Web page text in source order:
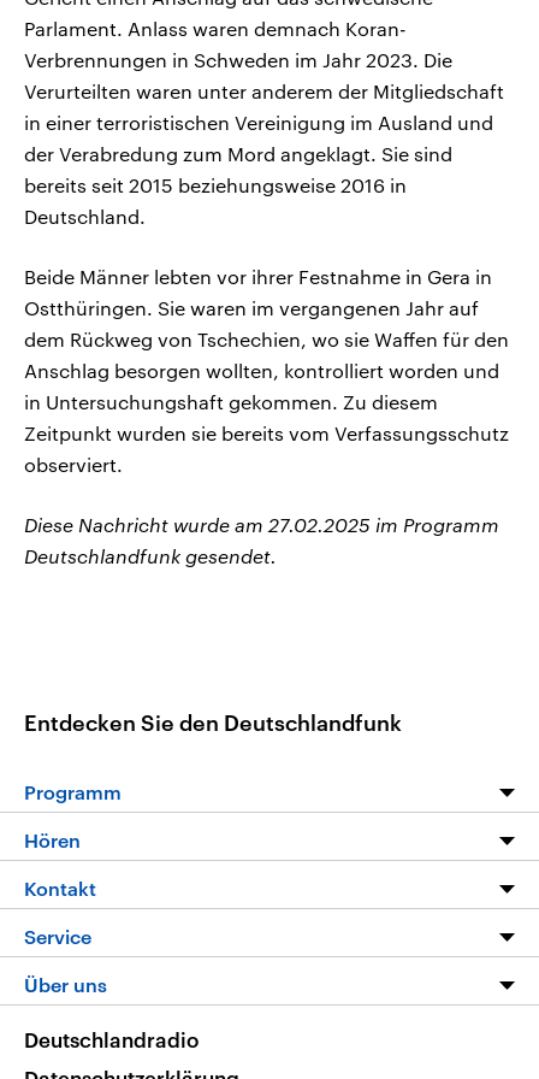
Parlament. Anlass waren demnach Koran-
Verbrennungen in Schweden im Jahr 2023. Die
Verurteilten waren unter anderem der Mitgliedschaft
in einer terroristischen Vereinigung im Ausland und
der Verabredung zum Mord angeklagt. Sie sind
bereits seit 2015 beziehungsweise 2016 in
Deutschland.
Beide Männer lebten vor ihrer Festnahme in Gera in
Ostthüringen. Sie waren im vergangenen Jahr auf
dem Rückweg von Tschechien, wo sie Waffen für den
Anschlag besorgen wollten, kontrolliert worden und
in Untersuchungshaft gekommen. Zu diesem
Zeitpunkt wurden sie bereits vom Verfassungsschutz
observiert.
Diese Nachricht wurde am 27.02.2025 im Programm
Deutschlandfunk gesendet.
Entdecken Sie den Deutschlandfunk
Programm
Programm
Die Nachrichten
Nachrichtenleicht
Neue Beiträge auf dlf.de
Hören
Livestream
Podcasts
Deutschlandfunk App
Nachrichten App
Frequenzen
Kontakt
Hörerservice
Service
FAQ
Veranstaltungen
Über uns
Deutschlandradio